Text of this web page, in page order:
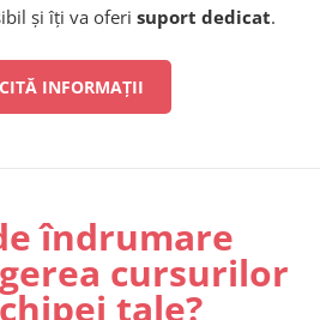
și îți va oferi suport dedicat.
INFORMAȚII
îndrumare
cursurilor
tale?